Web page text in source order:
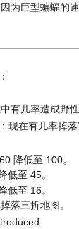
因为巨型蝙蝠的
：
有几率造成野性
：现在有几率掉
降低至 100。
低至 45。
低至 16。
落三折地图。